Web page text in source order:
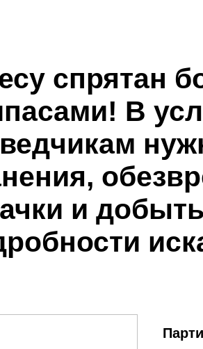
спрятан
В
и